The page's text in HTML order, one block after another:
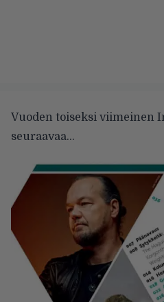
Vuoden toiseksi viimeinen
seuraavaa…